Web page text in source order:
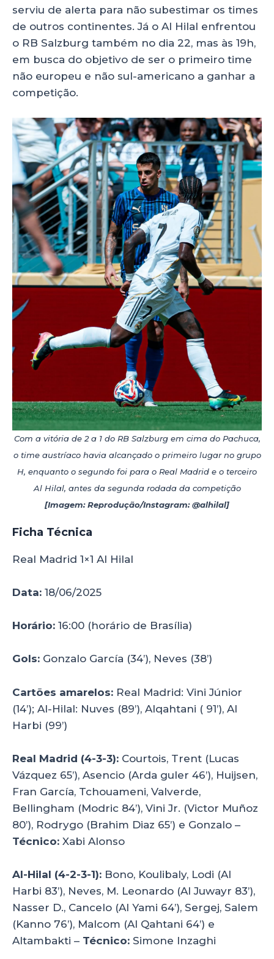
serviu de alerta para não subestimar os times
de outros continentes. Já o Al Hilal enfrentou
o RB Salzburg também no dia 22, mas às 19h,
em busca do objetivo de ser o primeiro time
não europeu e não sul-americano a ganhar a
competição.
Com a vitória de 2 a 1 do RB Salzburg em cima do Pachuca,
o time austríaco havia alcançado o primeiro lugar no grupo
H, enquanto o segundo foi para o Real Madrid e o terceiro
Al Hilal, antes da segunda rodada da competição
[Imagem: Reprodução/Instagram: @alhilal]
Ficha Técnica
Real Madrid 1×1 Al Hilal
Data: 18/06/2025
Horário: 16:00 (horário de Brasília)
Gols: Gonzalo García (34’), Neves (38’)
Cartões amarelos: Real Madrid: Vini Júnior
(14’); Al-Hilal: Nuves (89’), Alqahtani ( 91’), Al
Harbi (99’)
Real Madrid (4-3-3): Courtois, Trent (Lucas
Vázquez 65’), Asencio (Arda guler 46’), Huijsen,
Fran García, Tchouameni, Valverde,
Bellingham (Modric 84’), Vini Jr. (Victor Muñoz
80’), Rodrygo (Brahim Diaz 65’) e Gonzalo –
Técnico: Xabi Alonso
Al-Hilal (4-2-3-1): Bono, Koulibaly, Lodi (Al
Harbi 83’), Neves, M. Leonardo (Al Juwayr 83’),
Nasser D., Cancelo (Al Yami 64’), Sergej, Salem
(Kanno 76’), Malcom (Al Qahtani 64’) e
Altambakti – Técnico: Simone Inzaghi